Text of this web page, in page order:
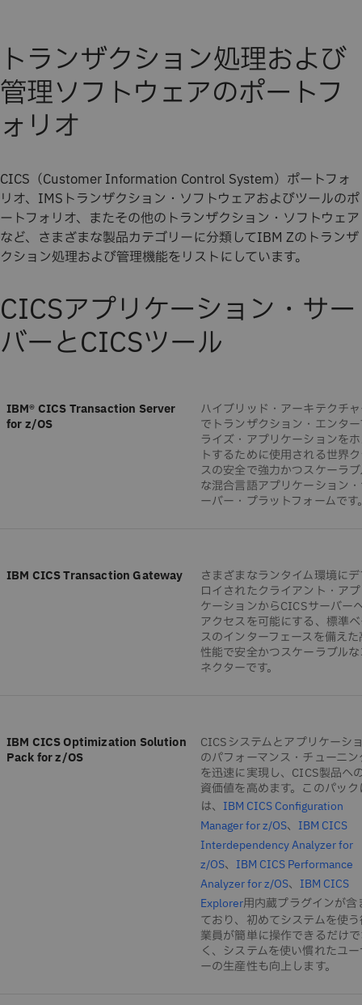
トランザクション処理および
管理ソフトウェアのポートフ
ォリオ
CICS（Customer Information Control System）ポートフォ
リオ、IMSトランザクション・ソフトウェアおよびツールのポ
ートフォリオ、またその他のトランザクション・ソフトウェア
など、さまざまな製品カテゴリーに分類してIBM Zのトランザ
クション処理および管理機能をリストにしています。
CICSアプリケーション・サー
バーとCICSツール
IBM® CICS Transaction Server
for z/OS
ハイブリッド・アーキテクチ
でトランザクション・エンタ
ライズ・アプリケーションを
トするために使用される世界
スの安全で強力かつスケーラ
な混合言語アプリケーション
ーバー・プラットフォームです
IBM CICS Transaction Gateway
さまざまなランタイム環境に
ロイされたクライアント・ア
ケーションからCICSサーバー
アクセスを可能にする、標準
スのインターフェースを備え
性能で安全かつスケーラブル
ネクターです。
IBM CICS Optimization Solution
Pack for z/OS
CICSシステムとアプリケーシ
のパフォーマンス・チューニン
を迅速に実現し、CICS製品へ
資価値を高めます。このパック
は、
IBM CICS Configuration
Manager for z/OS、
IBM CICS
Interdependency Analyzer for
z/OS、
IBM CICS Performance
Analyzer for z/OS、
IBM CICS
Explorer用内蔵プラグインが含
ており、初めてシステムを使
業員が簡単に操作できるだけ
く、システムを使い慣れたユ
ーの生産性も向上します。